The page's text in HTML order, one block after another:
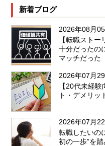
新着ブログ
2026年08月
【転職スト
十分だったの
マッチだった
2026年07月
【20代未経
ト・デメリッ
2026年07月
転職したいの
初の一歩”を